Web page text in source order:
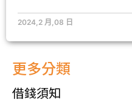
更多分類
借錢須知
2024,2 月,08 日